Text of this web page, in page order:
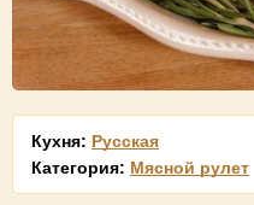
Кухня: Русская
Категория: Мясной рулет